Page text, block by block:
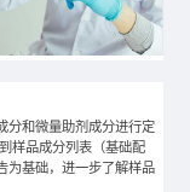
分和微量助剂成分进行定
样品成分列表（基础配
为基础，进一步了解样品